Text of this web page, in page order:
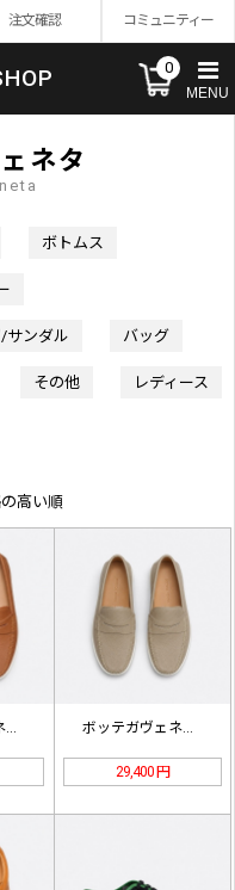
注文確認 コミュニティー
0
MENU
ネタ
ボトムス
サンダル バッグ
その他 レディース
高い順
ボッテガヴェネタ シボ革 ペニーロー… ボッテガヴェネタ シボ革 ペニーロー…
29,400 円